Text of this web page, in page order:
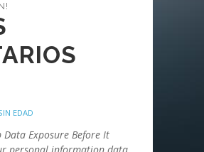
EDAD
Exposure Before It